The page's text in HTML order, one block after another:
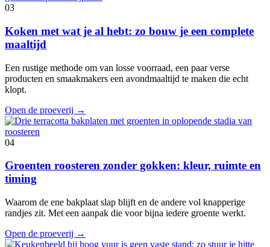
03
Koken met wat je al hebt: zo bouw je een complete
maaltijd
Een rustige methode om van losse voorraad, een paar verse
producten en smaakmakers een avondmaaltijd te maken die echt
klopt.
Open de proeverij →
04
Groenten roosteren zonder gokken: kleur, ruimte en
timing
Waarom de ene bakplaat slap blijft en de andere vol knapperige
randjes zit. Met een aanpak die voor bijna iedere groente werkt.
Open de proeverij →